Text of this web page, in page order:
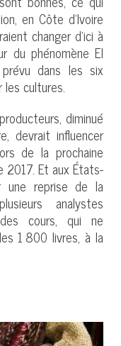
en Côte d’Ivoire
changer d’ici à
du phénomène El
dans les six
cultures.
diminué
devrait influencer
de la prochaine
2017. Et aux États-
une reprise de la
analystes
cours, qui ne
1 800 livres, à la